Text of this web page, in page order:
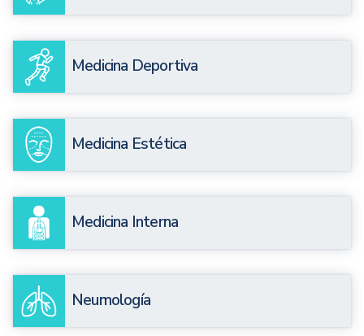
Medicina Deportiva
Medicina Estética
Medicina Interna
Neumología